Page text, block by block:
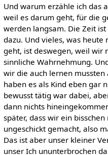
Und warum erzähle ich das
weil es darum geht, für die
werden langsam. Die Zeit
dazu. Und vieles, was
geht, ist deswegen, weil wir
sinnliche Wahrnehmung.
wir die auch lernen mussten
haben es als Kind eben gar
bewusst tätig war dabei,
dann nichts
später, dass wir ein
ungeschickt gemacht, also
Das ist aber unser kleiner
unser Ich ununterbrochen